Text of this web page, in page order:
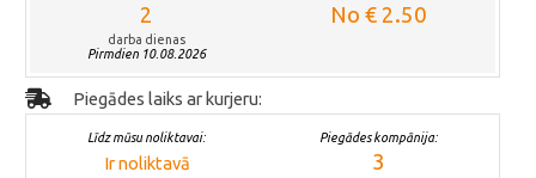
2
darba dienas
Pirmdien 10.08.2026
No € 2.50
Piegādes laiks ar kurjeru:
Līdz mūsu noliktavai:
Ir noliktavā
Piegādes kompānija:
3